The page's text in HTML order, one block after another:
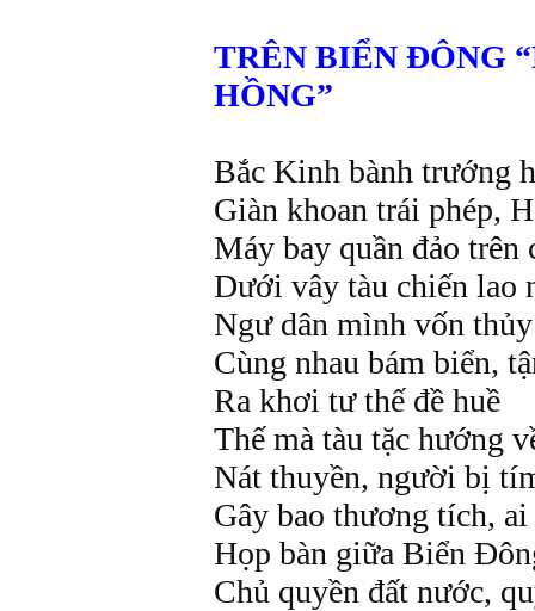
TRÊN BIỂN ĐÔNG
HỒNG”
Bắc Kinh bành trướng
Giàn khoan trái phép,
Máy bay quần đảo trên
Dưới vây tàu chiến lao
Ngư dân mình vốn
Cùng nhau bám biển,
Ra khơi tư thế đề huề
Thế mà tàu tặc hướng
Nát thuyền, người bị
Gây bao thương tích,
Họp bàn giữa Biển
Chủ quyền đất nước,